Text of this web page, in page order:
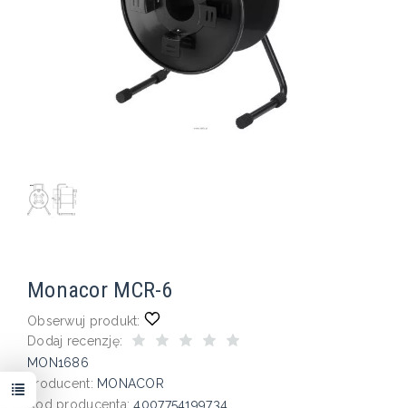
Monacor MCR-6
Obserwuj produkt:
Dodaj recenzję:
MON1686
Producent: MONACOR
Kod producenta: 4007754199734